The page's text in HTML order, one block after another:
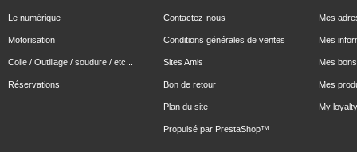
Le numérique
Motorisation
Colle / Outillage / soudure / etc...
Réservations
Contactez-nous
Conditions générales de ventes
Sites Amis
Bon de retour
Plan du site
Propulsé par PrestaShop™
Mes
Mes
Mes
Mes
My